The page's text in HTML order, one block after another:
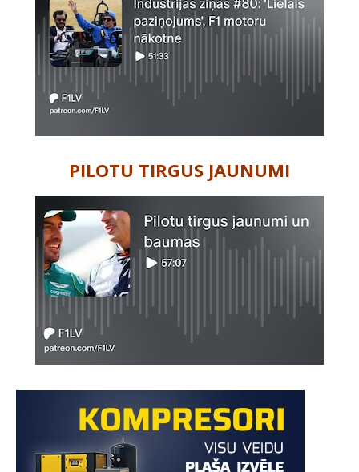
PILOTU TIRGUS JAUNUMI